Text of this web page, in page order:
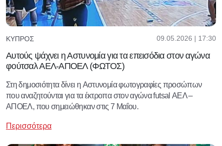
ΚΎΠΡΟΣ 09.05.2026 | 17:30
Αυτούς ψάχνει η Αστυνομία για τα επεισόδια στον αγώνα
φούτσαλ ΑΕΛ-ΑΠΟΕΛ (ΦΩΤΟΣ)
Στη δημοσιότητα δίνει η Aστυνομία φωτογραφίες προσώπων
που αναζητούνται για τα έκτροπα στον αγώνα futsal ΑΕΛ –
ΑΠΟΕΛ, που σημειώθηκαν στις 7 Μαΐου.
Περισσότερα